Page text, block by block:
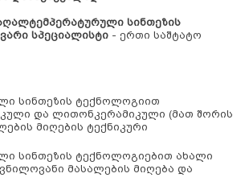
სინთეზის
სპეციალისტი - ერთი საშტატო
სინთეზის ტექნოლოგიით
და ლითონკერამიკული (მათ შორის
მიღების ტექნიკური
სინთეზის ტექნოლოგიებით ახალი
მასალების მიღება და